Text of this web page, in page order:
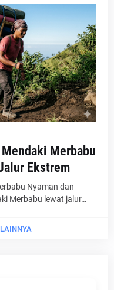
Merbabu
Ekstrem
Nyaman dan
Merbabu lewat jalur…